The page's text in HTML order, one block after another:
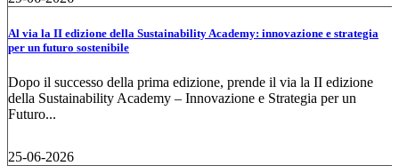
Al via la II edizione della Sustainability Academy: innovazione e strategia
per un futuro sostenibile
Dopo il successo della prima edizione, prende il via la II edizione
della Sustainability Academy – Innovazione e Strategia per un
Futuro...
25-06-2026